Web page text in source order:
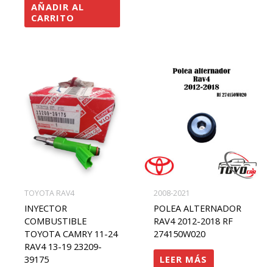
AÑADIR AL
CARRITO
TOYOTA RAV4
INYECTOR
COMBUSTIBLE
TOYOTA CAMRY 11-24
RAV4 13-19 23209-
39175
2008-2021
POLEA ALTERNADOR
RAV4 2012-2018 RF
274150W020
LEER MÁS